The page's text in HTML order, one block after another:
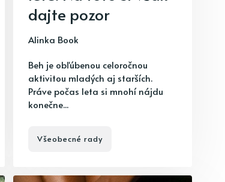
dajte pozor
Alinka Book
Beh je obľúbenou celoročnou
aktivitou mladých aj starších.
Práve počas leta si mnohí nájdu
konečne...
Všeobecné rady